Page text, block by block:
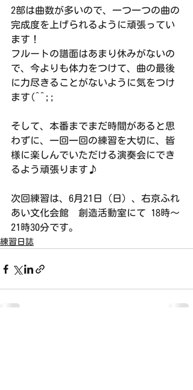
2部は曲数が多いので、一つ一つの曲の
完成度を上げられるように頑張ってい
ます！
フルートの譜面はあまり休みがないの
で、今よりも体力をつけて、曲の最後
に力尽きることがないように気をつけ
ます(^^;;
そして、本番までまだ時間があると思
わずに、一回一回の練習を大切に、皆
様に楽しんでいただける演奏会にでき
るよう頑張ります♪
次回練習は、6月21日（日）、右京ふれ
あい文化会館　創造活動室にて 18時〜
21時30分です。
練習日誌